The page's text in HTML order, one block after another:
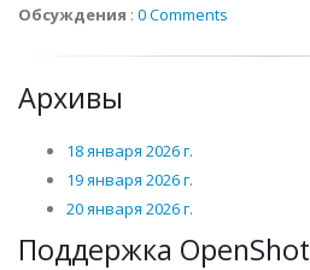
Обсуждения : 0 Comments
Архивы
18 января 2026 г.
19 января 2026 г.
20 января 2026 г.
Поддержка OpenShot